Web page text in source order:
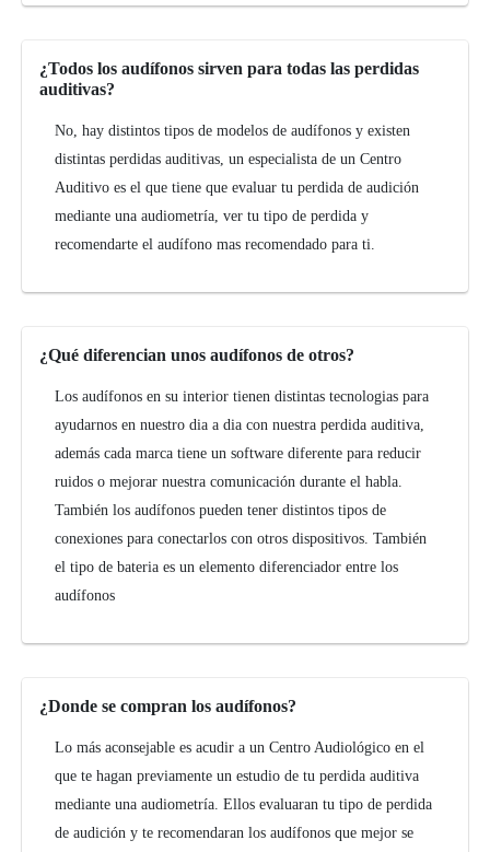
¿Todos los audífonos sirven para todas las perdidas
auditivas?
No, hay distintos tipos de modelos de audífonos y existen
distintas perdidas auditivas, un especialista de un Centro
Auditivo es el que tiene que evaluar tu perdida de audición
mediante una audiometría, ver tu tipo de perdida y
recomendarte el audífono mas recomendado para ti.
¿Qué diferencian unos audífonos de otros?
Los audífonos en su interior tienen distintas tecnologias para
ayudarnos en nuestro dia a dia con nuestra perdida auditiva,
además cada marca tiene un software diferente para reducir
ruidos o mejorar nuestra comunicación durante el habla.
También los audífonos pueden tener distintos tipos de
conexiones para conectarlos con otros dispositivos. También
el tipo de bateria es un elemento diferenciador entre los
audífonos
¿Donde se compran los audífonos?
Lo más aconsejable es acudir a un Centro Audiológico en el
que te hagan previamente un estudio de tu perdida auditiva
mediante una audiometría. Ellos evaluaran tu tipo de perdida
de audición y te recomendaran los audífonos que mejor se